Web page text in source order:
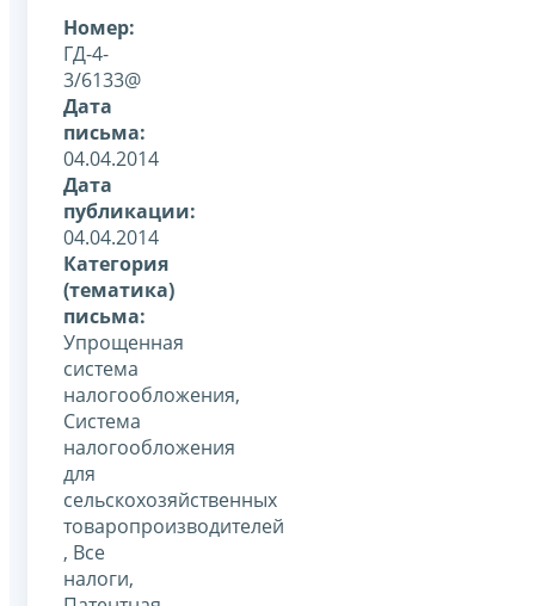
Номер:
ГД-4-
3/6133@
Дата
письма:
04.04.2014
Дата
публикации:
04.04.2014
Категория
(тематика)
письма:
Упрощенная
система
налогообложения,
Система
налогообложения
для
сельскохозяйственных
товаропроизводителей
, Все
налоги,